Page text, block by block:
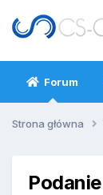
Forum
Strona główna